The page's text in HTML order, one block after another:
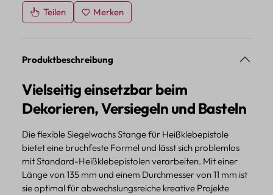
Teilen Merken
Produktbeschreibung
Vielseitig einsetzbar beim
Dekorieren, Versiegeln und Basteln
Die flexible Siegelwachs Stange für Heißklebepistole
bietet eine bruchfeste Formel und lässt sich problemlos
mit Standard-Heißklebepistolen verarbeiten. Mit einer
Länge von 135 mm und einem Durchmesser von 11 mm ist
sie optimal für abwechslungsreiche kreative Projekte